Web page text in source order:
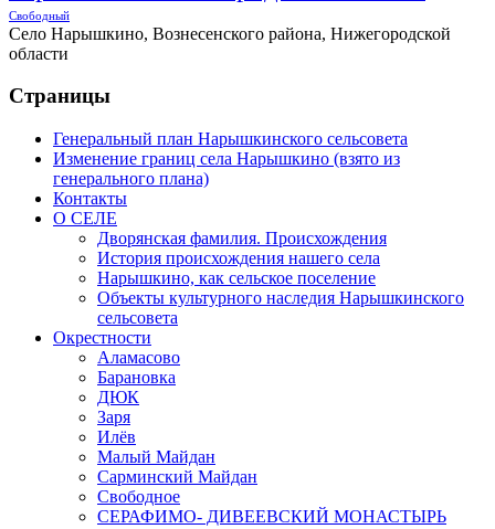
Свободный
Село Нарышкино, Вознесенского района, Нижегородской
области
Страницы
Генеральный план Нарышкинского сельсовета
Изменение границ села Нарышкино (взято из
генерального плана)
Контакты
О СЕЛЕ
Дворянская фамилия. Происхождения
История происхождения нашего села
Нарышкино, как сельское поселение
Объекты культурного наследия Нарышкинского
сельсовета
Окрестности
Аламасово
Барановка
ДЮК
Заря
Илёв
Малый Майдан
Сарминский Майдан
Свободное
СЕРАФИМО- ДИВЕЕВСКИЙ МОНАСТЫРЬ